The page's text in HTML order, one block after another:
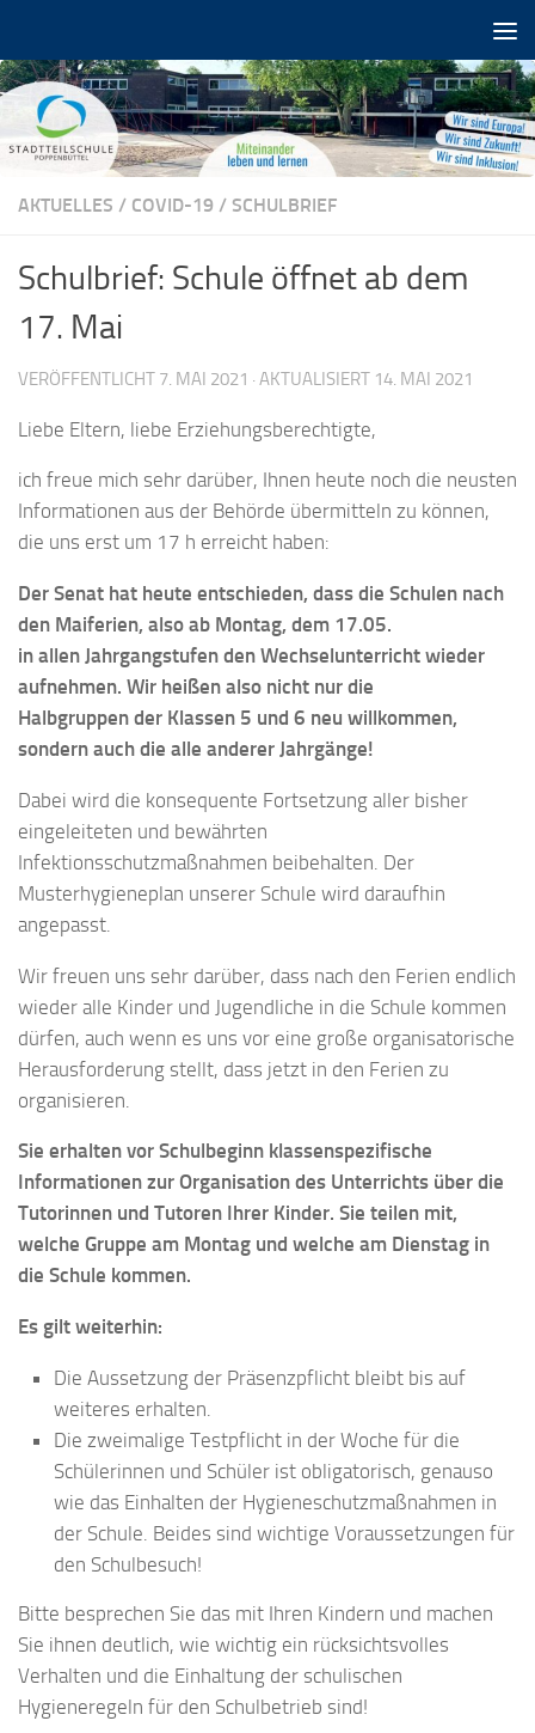
AKTUELLES / COVID-19 / SCHULBRIEF
Schulbrief: Schule öffnet ab dem
17. Mai
VERÖFFENTLICHT 7. MAI 2021 · AKTUALISIERT 14. MAI 2021
Liebe Eltern, liebe Erziehungsberechtigte,
ich freue mich sehr darüber, Ihnen heute noch die neusten
Informationen aus der Behörde übermitteln zu können,
die uns erst um 17 h erreicht haben:
Der Senat hat heute entschieden, dass die Schulen nach
den Maiferien, also ab Montag, dem 17.05.
in allen Jahrgangstufen den Wechselunterricht wieder
aufnehmen. Wir heißen also nicht nur die
Halbgruppen der Klassen 5 und 6 neu willkommen,
sondern auch die alle anderer Jahrgänge!
Dabei wird die konsequente Fortsetzung aller bisher
eingeleiteten und bewährten
Infektionsschutzmaßnahmen beibehalten. Der
Musterhygieneplan unserer Schule wird daraufhin
angepasst.
Wir freuen uns sehr darüber, dass nach den Ferien endlich
wieder alle Kinder und Jugendliche in die Schule kommen
dürfen, auch wenn es uns vor eine große organisatorische
Herausforderung stellt, dass jetzt in den Ferien zu
organisieren.
Sie erhalten vor Schulbeginn klassenspezifische
Informationen zur Organisation des Unterrichts über die
Tutorinnen und Tutoren Ihrer Kinder. Sie teilen mit,
welche Gruppe am Montag und welche am Dienstag in
die Schule kommen.
Es gilt weiterhin:
Die Aussetzung der Präsenzpflicht bleibt bis auf
weiteres erhalten.
Die zweimalige Testpflicht in der Woche für die
Schülerinnen und Schüler ist obligatorisch, genauso
wie das Einhalten der Hygieneschutzmaßnahmen in
der Schule. Beides sind wichtige Voraussetzungen für
den Schulbesuch!
Bitte besprechen Sie das mit Ihren Kindern und machen
Sie ihnen deutlich, wie wichtig ein rücksichtsvolles
Verhalten und die Einhaltung der schulischen
Hygieneregeln für den Schulbetrieb sind!